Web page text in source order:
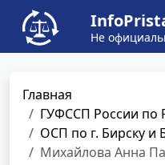
Не
Главная
ГУФССП России по
ОСП по г. Бирску и
Михайлова Анна